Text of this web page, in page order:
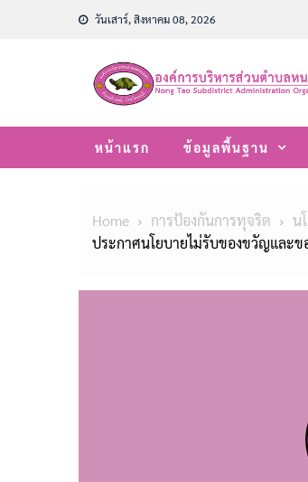
วันเสาร์, สิงหาคม 08, 2026
หน้าแรก ข้อมูลพื้นฐาน
Home การป้องกันการทุจริต
น
ประกาศนโยบายไม่รับของขวัญและ